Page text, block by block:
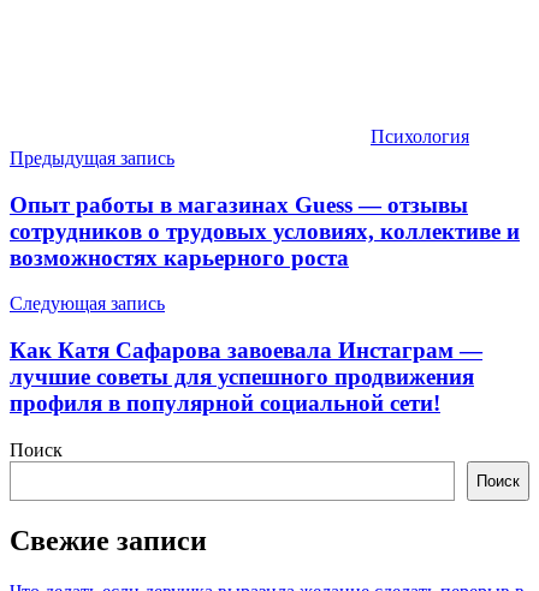
Психология
Навигация
по
записям
Предыдущая запись
Опыт работы в магазинах Guess — отзывы
сотрудников о трудовых условиях, коллективе и
возможностях карьерного роста
Следующая запись
Как Катя Сафарова завоевала Инстаграм —
лучшие советы для успешного продвижения
профиля в популярной социальной сети!
Поиск
Поиск
Свежие записи